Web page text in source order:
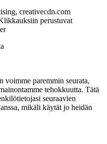
creativecdn.com
perustuvat
voimme paremmin seurata,
tehokkuutta. Tätä
seuraavien
mikäli käytät jo heidän